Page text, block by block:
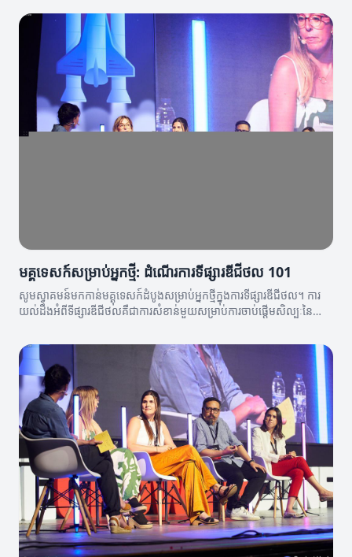
មគ្គុទេសក៍សម្រាប់អ្នកថ្មី: ដំណើរការទីផ្សារឌីជីថល 101
សូមស្វាគមន៍មកកាន់មគ្គុទេសក៍ដំបូងសម្រាប់អ្នកថ្មីក្នុងការទីផ្សារឌីជីថល។ ការ
យល់ដឹងអំពីទីផ្សារឌីជីថលគឺជាការសំខាន់មួយសម្រាប់ការចាប់ផ្តើមសិល្បៈនៃ